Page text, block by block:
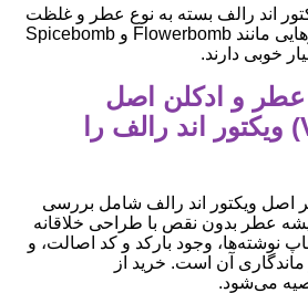
اند رالف بسته به نوع عطر و غلظت
آن متفاوت است. عطرهایی مانند Flowerbomb و Spicebomb
و ادکلن اصل
(Viktor & Rolf) ویکتور اند رالف را
ویکتور اند رالف شامل بررسی
عطر بدون نقص با طراحی خلاقانه
نوشته‌ها، وجود بارکد و کد اصالت، و
آن است. خرید از
می‌شود.